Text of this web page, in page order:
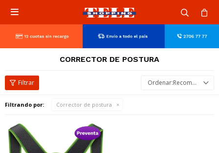

CORRECTOR DE POSTURA
Recomendados
Filtrando por: Corrector de postura